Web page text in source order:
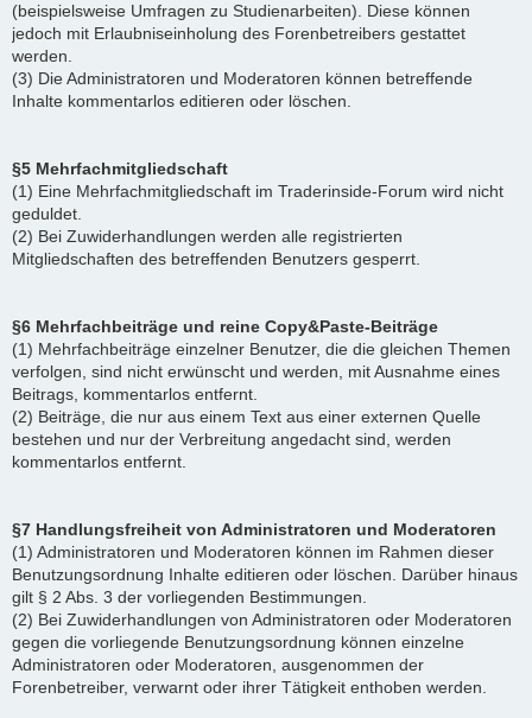
(beispielsweise Umfragen zu Studienarbeiten). Diese können
jedoch mit Erlaubniseinholung des Forenbetreibers gestattet
werden.
(3) Die Administratoren und Moderatoren können betreffende
Inhalte kommentarlos editieren oder löschen.
§5 Mehrfachmitgliedschaft
(1) Eine Mehrfachmitgliedschaft im Traderinside-Forum wird nicht
geduldet.
(2) Bei Zuwiderhandlungen werden alle registrierten
Mitgliedschaften des betreffenden Benutzers gesperrt.
§6 Mehrfachbeiträge und reine Copy&Paste-Beiträge
(1) Mehrfachbeiträge einzelner Benutzer, die die gleichen Themen
verfolgen, sind nicht erwünscht und werden, mit Ausnahme eines
Beitrags, kommentarlos entfernt.
(2) Beiträge, die nur aus einem Text aus einer externen Quelle
bestehen und nur der Verbreitung angedacht sind, werden
kommentarlos entfernt.
§7 Handlungsfreiheit von Administratoren und Moderatoren
(1) Administratoren und Moderatoren können im Rahmen dieser
Benutzungsordnung Inhalte editieren oder löschen. Darüber hinaus
gilt § 2 Abs. 3 der vorliegenden Bestimmungen.
(2) Bei Zuwiderhandlungen von Administratoren oder Moderatoren
gegen die vorliegende Benutzungsordnung können einzelne
Administratoren oder Moderatoren, ausgenommen der
Forenbetreiber, verwarnt oder ihrer Tätigkeit enthoben werden.